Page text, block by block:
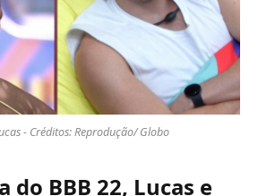
- Créditos: Reprodução/ Globo
do BBB 22, Lucas e